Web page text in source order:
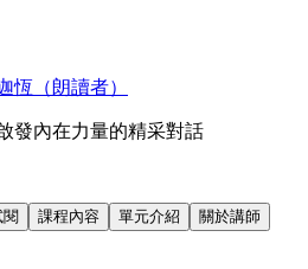
恆（朗讀者）
發內在力量的精采對話
閱 課程內容 單元介紹
關於講師